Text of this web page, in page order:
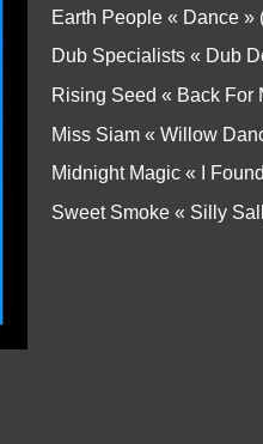
Earth People « Dance »
Dub Specialists « Dub
Rising Seed « Back For
Miss Siam « Willow
Midnight Magic « I
Sweet Smoke « Silly